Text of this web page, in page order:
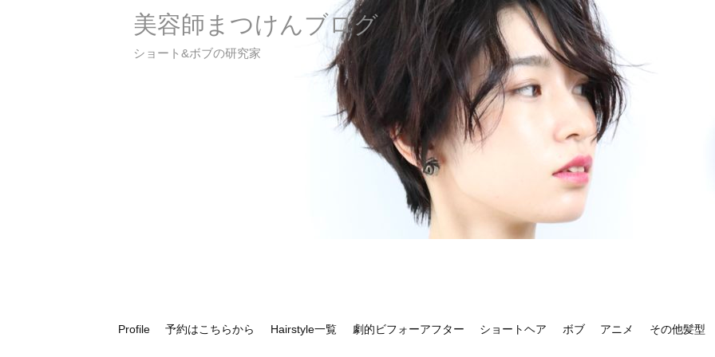
美容師まつけんブログ
ショート&ボブの研究家
Profile 予約はこちらから Hairstyle一覧 劇的ビフォーアフター ショートヘア ボブ アニメ その他髪型